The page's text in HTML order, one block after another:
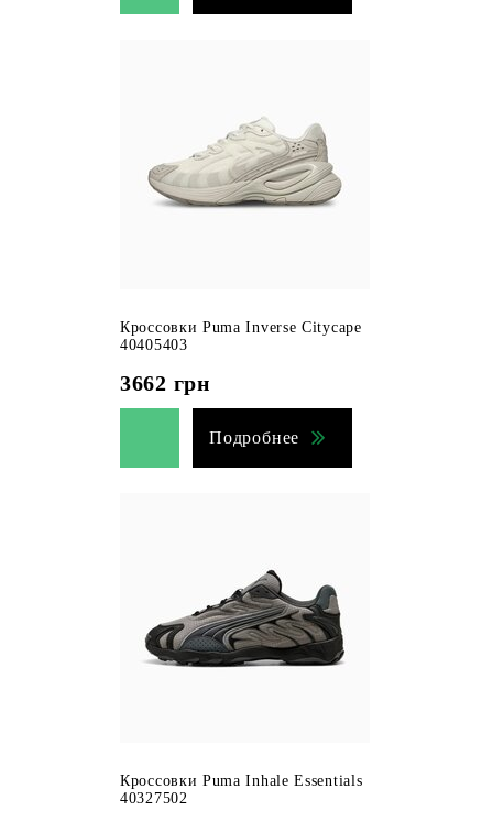
Кроссовки Puma Inverse Citycape
40405403
3662 грн
Подробнее
Кроссовки Puma Inhale Essentials
40327502